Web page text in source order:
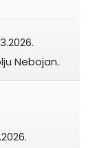
Nebojan.